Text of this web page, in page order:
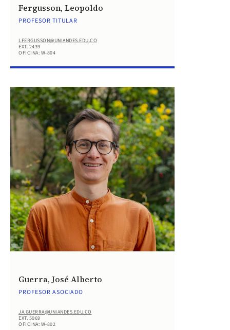
Fergusson, Leopoldo
PROFESOR TITULAR
LFERGUSSON@UNIANDES.EDU.CO
EXT. 2439
OFICINA: W-804
Guerra, José Alberto
PROFESOR ASOCIADO
JA.GUERRA@UNIANDES.EDU.CO
EXT. 5069
OFICINA: W-802